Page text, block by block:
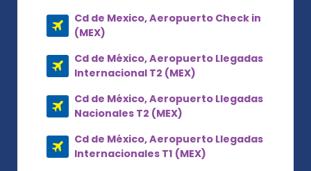
Cd de Mexico, Aeropuerto Check in
(MEX)
Cd de México, Aeropuerto Llegadas
Internacional T2 (MEX)
Cd de México, Aeropuerto Llegadas
Nacionales T2 (MEX)
Cd de México, Aeropuerto Llegadas
Internacionales T1 (MEX)